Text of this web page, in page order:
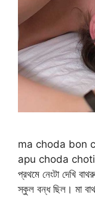
ma choda bon
apu choda choti
প্রথমে নেংটা দেখি
স্কুল বন্ধ ছিল। মা